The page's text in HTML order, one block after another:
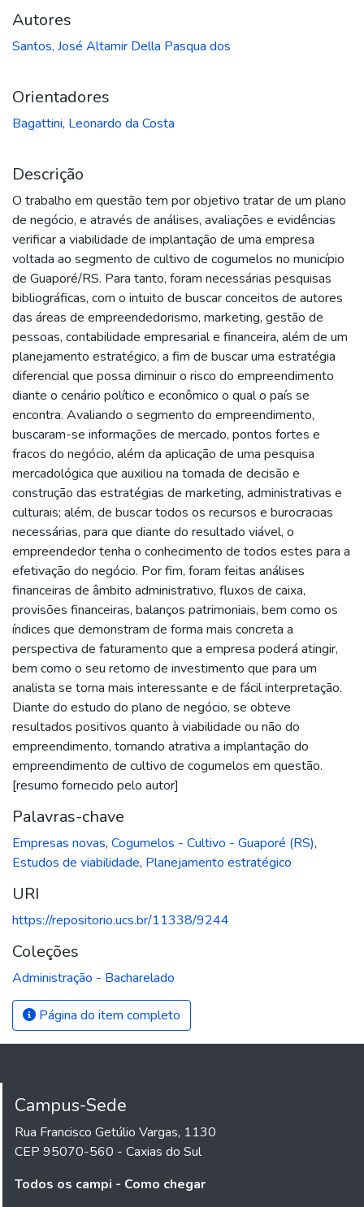
Autores
Santos, José Altamir Della Pasqua dos
Orientadores
Bagattini, Leonardo da Costa
Descrição
O trabalho em questão tem por objetivo tratar de um plano
de negócio, e através de análises, avaliações e evidências
verificar a viabilidade de implantação de uma empresa
voltada ao segmento de cultivo de cogumelos no município
de Guaporé/RS. Para tanto, foram necessárias pesquisas
bibliográficas, com o intuito de buscar conceitos de autores
das áreas de empreendedorismo, marketing, gestão de
pessoas, contabilidade empresarial e financeira, além de um
planejamento estratégico, a fim de buscar uma estratégia
diferencial que possa diminuir o risco do empreendimento
diante o cenário político e econômico o qual o país se
encontra. Avaliando o segmento do empreendimento,
buscaram-se informações de mercado, pontos fortes e
fracos do negócio, além da aplicação de uma pesquisa
mercadológica que auxiliou na tomada de decisão e
construção das estratégias de marketing, administrativas e
culturais; além, de buscar todos os recursos e burocracias
necessárias, para que diante do resultado viável, o
empreendedor tenha o conhecimento de todos estes para a
efetivação do negócio. Por fim, foram feitas análises
financeiras de âmbito administrativo, fluxos de caixa,
provisões financeiras, balanços patrimoniais, bem como os
índices que demonstram de forma mais concreta a
perspectiva de faturamento que a empresa poderá atingir,
bem como o seu retorno de investimento que para um
analista se torna mais interessante e de fácil interpretação.
Diante do estudo do plano de negócio, se obteve
resultados positivos quanto à viabilidade ou não do
empreendimento, tornando atrativa a implantação do
empreendimento de cultivo de cogumelos em questão.
[resumo fornecido pelo autor]
Palavras-chave
Empresas novas, Cogumelos - Cultivo - Guaporé (RS),
Estudos de viabilidade, Planejamento estratégico
URI
https://repositorio.ucs.br/11338/9244
Coleções
Administração - Bacharelado
Página do item completo
Campus-Sede
Rua Francisco Getúlio Vargas, 1130
CEP 95070-560 - Caxias do Sul
Todos os campi - Como chegar